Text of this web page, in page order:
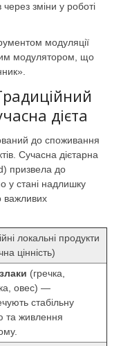
через зміни у роботі
модуляції
модулятором, що
дієта
до споживання
Сучасна дієтарна
призвела до
у стані надлишку
важливих
локальні продукти
цінність)
(гречка,
овес) —
стабільну
та живлення